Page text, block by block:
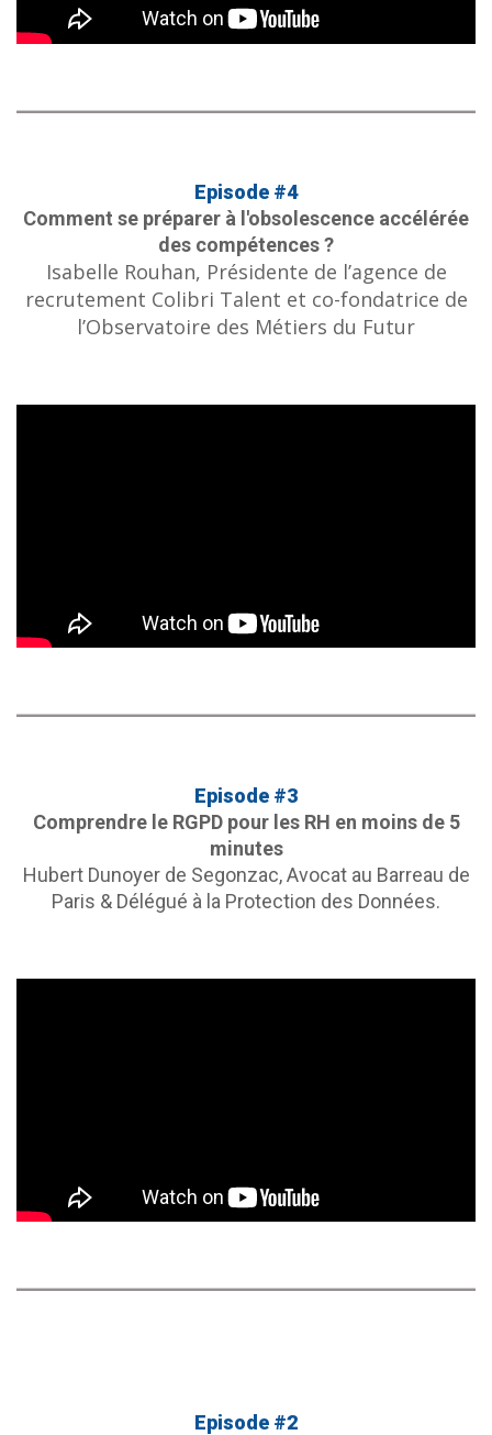
Episode #4
Comment se préparer à l'obsolescence accélérée
des compétences ?
Isabelle Rouhan, Présidente de l’agence de
recrutement Colibri Talent et co-fondatrice de
l’Observatoire des Métiers du Futur
Episode #3
Comprendre le RGPD pour les RH en moins de 5
minutes
Hubert Dunoyer de Segonzac, Avocat au Barreau de
Paris & Délégué à la Protection des Données.
Episode #2